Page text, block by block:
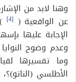
وهنا لابد من
عن الواقعية ( [4]
)
الإجابة عليها
وعدم وضوح
وما تفسيرها
الأطلسي